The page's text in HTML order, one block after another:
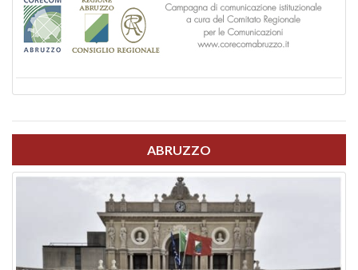
ABRUZZO